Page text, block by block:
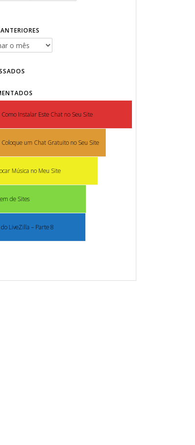
Como Instalar Este Chat no Seu Site
Coloque um Chat Gratuito no Seu Site
Música no Meu Site
de Sites
do LiveZilla – Parte 8